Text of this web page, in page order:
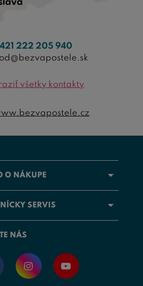
O NÁKUPE
SERVIS
NÁS
222 205 940
všetky kontakty